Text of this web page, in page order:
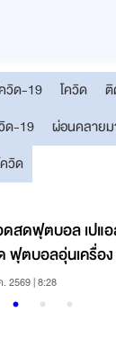
วิด-19 โควิด
ด-19
ผ่อนคลาย
วิด
สดฟุตบอล เปแ
ฟุตบอลอุ่นเครื่อง
2569 | 8:28